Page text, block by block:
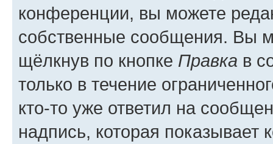
конференции, вы можете
собственные сообщения. Вы
щёлкнув по кнопке Правка в
только в течение
кто-то уже ответил на
надпись, которая показывает